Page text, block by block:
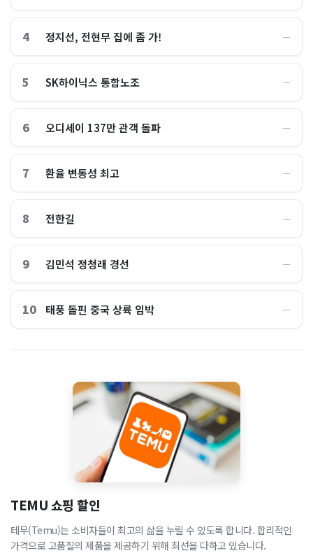
4 정지선, 전현무 집에 좀 가! ―
5 SK하이닉스 통합노조 ―
6 오디세이 137만 관객 돌파 ―
7 환율 변동성 최고 ―
8 전한길 ―
9 김민석 정청래 경선 ―
10 태풍 돌핀 중국 상륙 임박 ―
TEMU 쇼핑 할인
테무(Temu)는 소비자들이 최고의 삶을 누릴 수 있도록 합니다. 합리적인
가격으로 고품질의 제품을 제공하기 위해 최선을 다하고 있습니다.